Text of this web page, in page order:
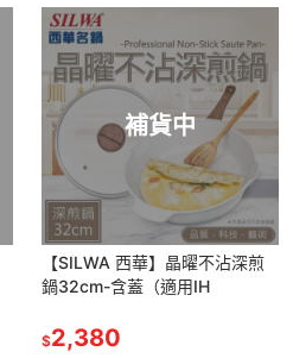
補貨中
【SILWA 西華】晶曜不沾深煎
鍋32cm-含蓋（適用IH
$2,380